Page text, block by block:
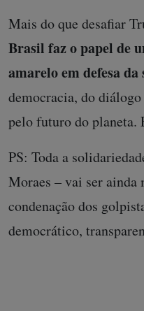
Mais do que desafiar
Brasil faz o papel de
amarelo em defesa da
democracia, do
pelo futuro do planeta.
PS: Toda a
Moraes – vai ser ainda
condenação dos
democrático,